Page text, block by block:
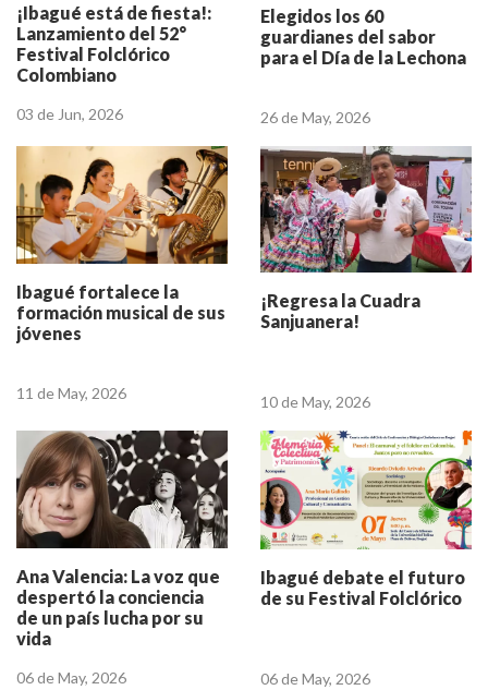
¡Ibagué está de fiesta!:
Lanzamiento del 52°
Festival Folclórico
Colombiano
03 de Jun, 2026
Elegidos los 60
guardianes del sabor
para el Día de la Lechona
26 de May, 2026
Ibagué fortalece la
formación musical de sus
jóvenes
11 de May, 2026
¡Regresa la Cuadra
Sanjuanera!
10 de May, 2026
Ana Valencia: La voz que
despertó la conciencia
de un país lucha por su
vida
06 de May, 2026
Ibagué debate el futuro
de su Festival Folclórico
06 de May, 2026